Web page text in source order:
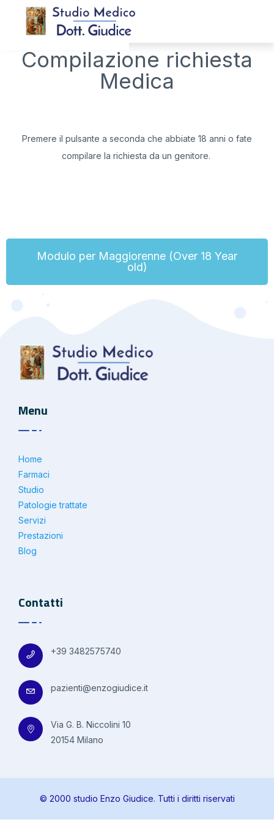
Compilazione richiesta
Medica
Premere il pulsante a seconda che abbiate 18 anni o fate
compilare la richiesta da un genitore.
Modulo per Maggiorenne (Over 18 Year
old)
Menu
Home
Farmaci
Studio
Patologie trattate
Servizi
Prestazioni
Blog
Contatti
+39 3482575740
pazienti@enzogiudice.it
Via G. B. Niccolini 10
20154 Milano
© 2000 studio Enzo Giudice. Tutti i diritti riservati